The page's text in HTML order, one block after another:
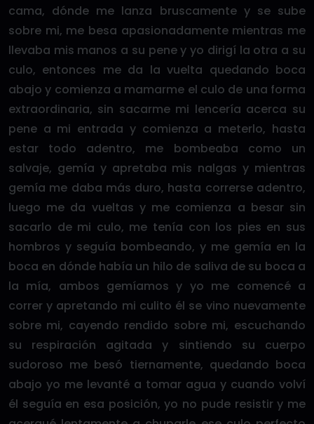
cama, dónde me lanza bruscamente y se sube
sobre mi, me besa apasionadamente mientras me
llevaba mis manos a su pene y yo dirigí la otra a su
culo, entonces me da la vuelta quedando boca
abajo y comienza a mamarme el culo de una forma
extraordinaria, sin sacarme mi lencería acerca su
pene a mi entrada y comienza a meterlo, hasta
estar todo adentro, me bombeaba como un
salvaje, gemía y apretaba mis nalgas y mientras
gemía me daba más duro, hasta correrse adentro,
luego me da vueltas y me comienza a besar sin
sacarlo de mi culo, me tenía con los pies en sus
hombros y seguía bombeando, y me gemía en la
boca en dónde había un hilo de saliva de su boca a
la mía, ambos gemíamos y yo me comencé a
correr y apretando mi culito él se vino nuevamente
sobre mi, cayendo rendido sobre mi, escuchando
su respiración agitada y sintiendo su cuerpo
sudoroso me besó tiernamente, quedando boca
abajo yo me levanté a tomar agua y cuando volví
él seguía en esa posición, yo no pude resistir y me